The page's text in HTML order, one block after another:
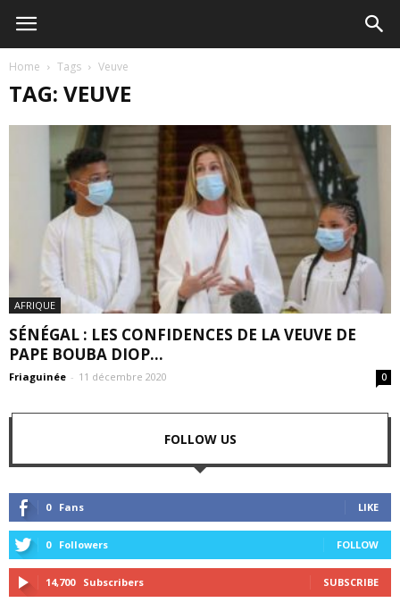
Home Tags Veuve
TAG: VEUVE
AFRIQUE
SÉNÉGAL : LES CONFIDENCES DE LA VEUVE DE
PAPE BOUBA DIOP...
Friaguinée - 11 décembre 2020 0
FOLLOW US
0 Fans LIKE
0 Followers FOLLOW
14,700 Subscribers SUBSCRIBE